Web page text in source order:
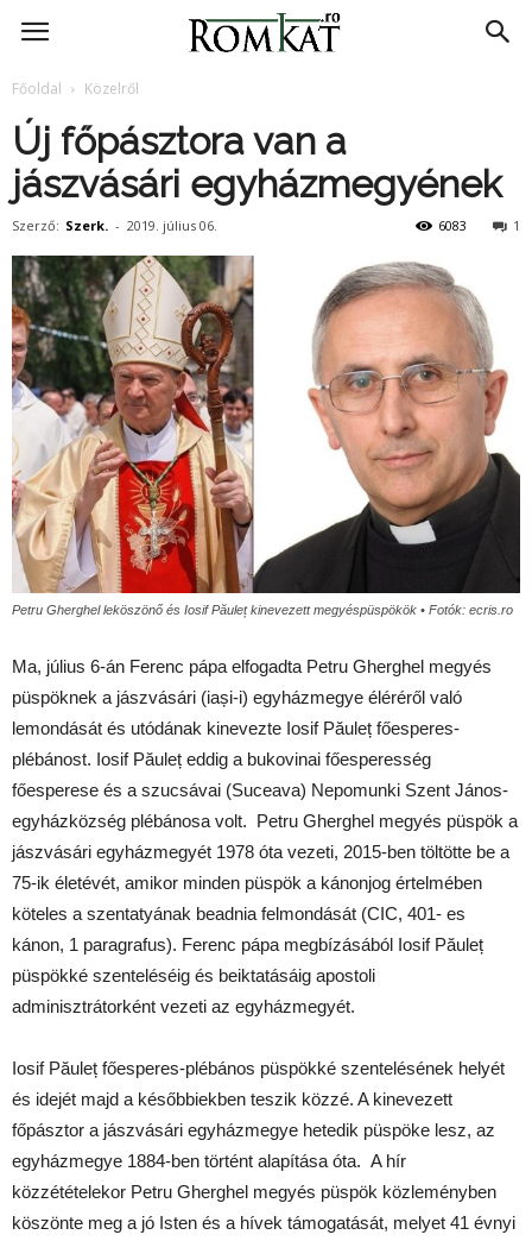
RomKat.ro
Főoldal Közelről
Új főpásztora van a
jászvásári egyházmegyének
Szerző: Szerk. - 2019. július 06. 1
6083
Petru Gherghel leköszönő és Iosif Păuleț kinevezett megyéspüspökök • Fotók: ecris.ro
Ma, július 6-án Ferenc pápa elfogadta Petru Gherghel megyés
püspöknek a jászvásári (iași-i) egyházmegye éléréről való
lemondását és utódának kinevezte Iosif Păuleț főesperes-
plébánost. Iosif Păuleț eddig a bukovinai főesperesség
főesperese és a szucsávai (Suceava) Nepomunki Szent János-
egyházközség plébánosa volt. Petru Gherghel megyés püspök a
jászvásári egyházmegyét 1978 óta vezeti, 2015-ben töltötte be a
75-ik életévét, amikor minden püspök a kánonjog értelmében
köteles a szentatyának beadnia felmondását (CIC, 401- es
kánon, 1 paragrafus). Ferenc pápa megbízásából Iosif Păuleț
püspökké szenteléséig és beiktatásáig apostoli
adminisztrátorként vezeti az egyházmegyét.
Iosif Păuleț főesperes-plébános püspökké szentelésének helyét
és idejét majd a későbbiekben teszik közzé. A kinevezett
főpásztor a jászvásári egyházmegye hetedik püspöke lesz, az
egyházmegye 1884-ben történt alapítása óta. A hír
közzétételekor Petru Gherghel megyés püspök közleményben
köszönte meg a jó Isten és a hívek támogatását, melyet 41 évnyi